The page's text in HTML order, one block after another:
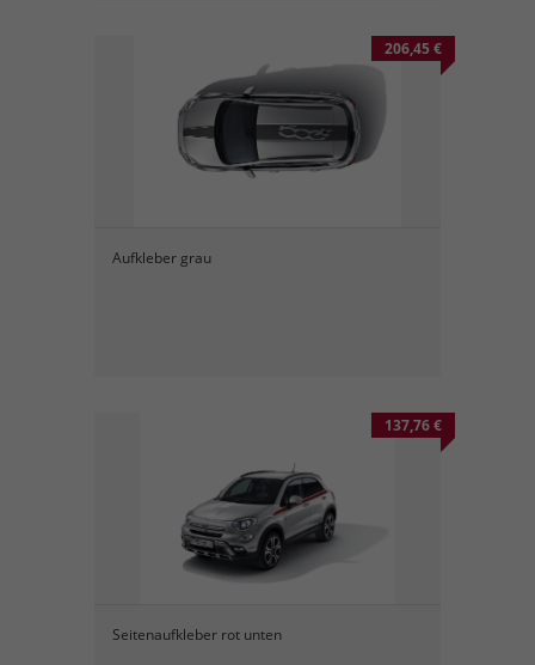
206,45 €
Aufkleber grau
137,76 €
Seitenaufkleber rot unten